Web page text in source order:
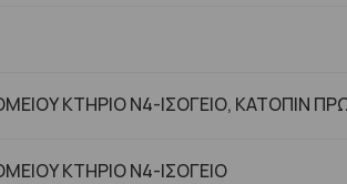
ΚΤΗΡΙΟ Ν4-ΙΣΟΓΕΙΟ, ΚΑΤΟΠΙΝ
ΚΤΗΡΙΟ Ν4-ΙΣΟΓΕΙΟ